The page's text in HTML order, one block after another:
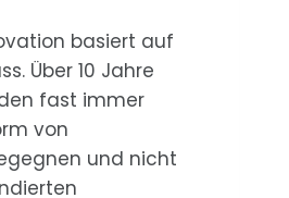
basiert auf
Über 10 Jahre
fast immer
von
und nicht